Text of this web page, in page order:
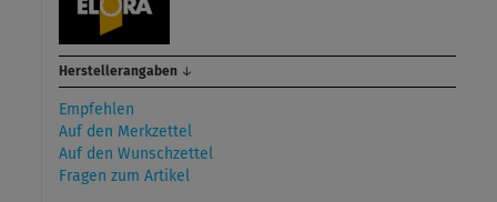
Herstellerangaben ↓
Empfehlen
Auf den Merkzettel
Auf den Wunschzettel
Fragen zum Artikel